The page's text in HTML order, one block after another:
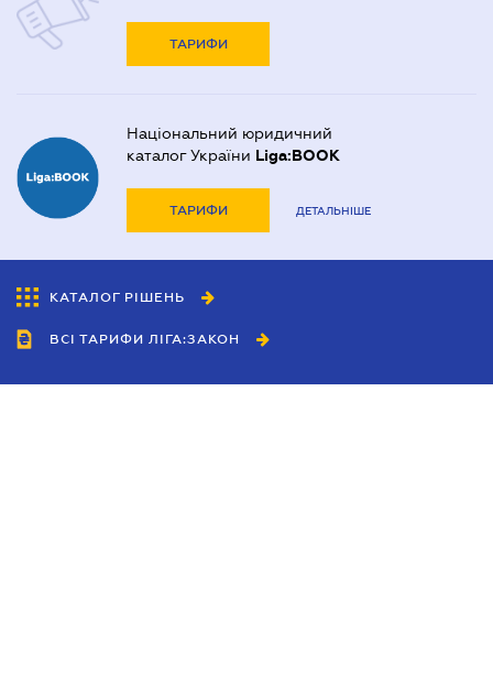
ТАРИФИ
Національний юридичний
каталог України Liga:BOOK
ТАРИФИ ДЕТАЛЬНІШЕ
КАТАЛОГ РІШЕНЬ
ВСІ ТАРИФИ ЛІГА:ЗАКОН